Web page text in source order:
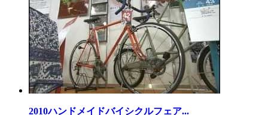
2010ハンドメイドバイシクルフェア...